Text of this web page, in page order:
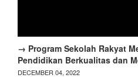
→ Program Sekolah Rakyat
Pendidikan Berkualitas dan
DECEMBER 04, 2022